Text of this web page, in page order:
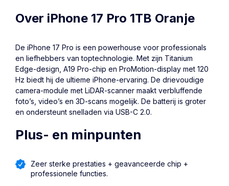
Over iPhone 17 Pro 1TB Oranje
De iPhone 17 Pro is een powerhouse voor professionals
en liefhebbers van toptechnologie. Met zijn Titanium
Edge-design, A19 Pro-chip en ProMotion-display met 120
Hz biedt hij de ultieme iPhone-ervaring. De drievoudige
camera-module met LiDAR-scanner maakt verbluffende
foto’s, video’s en 3D-scans mogelijk. De batterij is groter
en ondersteunt snelladen via USB-C 2.0.
Plus- en minpunten
Zeer sterke prestaties + geavanceerde chip +
professionele functies.